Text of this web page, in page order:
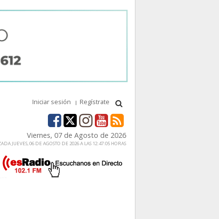
Iniciar sesión Regístrate
Viernes, 07 de Agosto de 2026
JUEVES, 06 DE AGOSTO DE 2026 A LAS 12:47:05 HORAS